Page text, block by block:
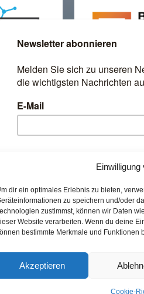
Einwilligung
dir ein optimales Erlebnis zu bieten,
zu speichern und/oder
zustimmst, können wir Daten
Website verarbeiten. Wenn du deine
bestimmte Merkmale und Funktionen
Akzeptieren
Cookie-
Stationäre
Best Retail
besten
Studie Commerce
Digital Advertising
Logistik
Best Retail